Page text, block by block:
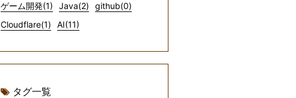
ゲーム開発(1)
Java(2)
github(0)
Cloudflare(1)
AI(11)
タグ一覧